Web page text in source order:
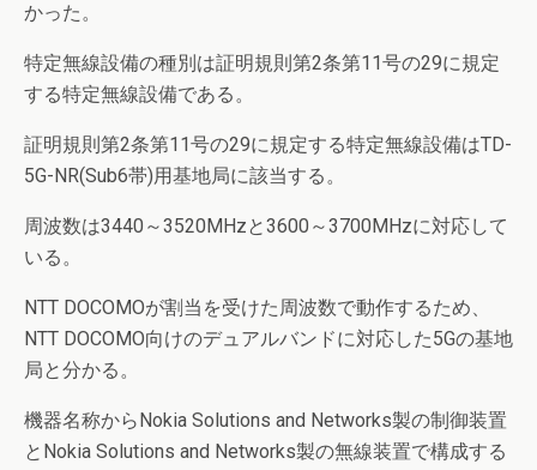
かった。
特定無線設備の種別は証明規則第2条第11号の29に規定
する特定無線設備である。
証明規則第2条第11号の29に規定する特定無線設備はTD-
5G-NR(Sub6帯)用基地局に該当する。
周波数は3440～3520MHzと3600～3700MHzに対応して
いる。
NTT DOCOMOが割当を受けた周波数で動作するため、
NTT DOCOMO向けのデュアルバンドに対応した5Gの基地
局と分かる。
機器名称からNokia Solutions and Networks製の制御装置
とNokia Solutions and Networks製の無線装置で構成する